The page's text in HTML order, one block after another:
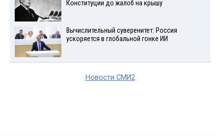
Конституции до жалоб на крышу
Вычислительный суверенитет: Россия
ускоряется в глобальной гонке ИИ
Новости СМИ2